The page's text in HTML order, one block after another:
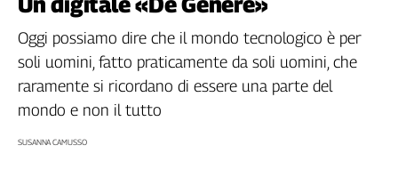
Filcams
Filctem
Fillea
Filt
Flai
Oggi possiamo dire che il mondo tecnologico è per
soli uomini, fatto praticamente da soli uomini, che
raramente si ricordano di essere una parte del
mondo e non il tutto
SUSANNA CAMUSSO